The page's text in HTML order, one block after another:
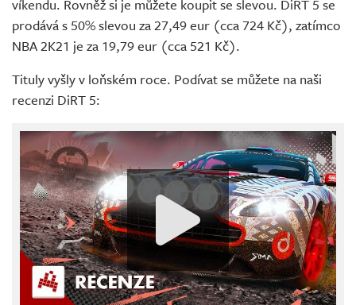
víkendu. Rovněž si je můžete koupit se slevou. DiRT 5 se
prodává s 50% slevou za 27,49 eur (cca 724 Kč), zatímco
NBA 2K21 je za 19,79 eur (cca 521 Kč).
Tituly vyšly v loňském roce. Podívat se můžete na naši
recenzi DiRT 5: